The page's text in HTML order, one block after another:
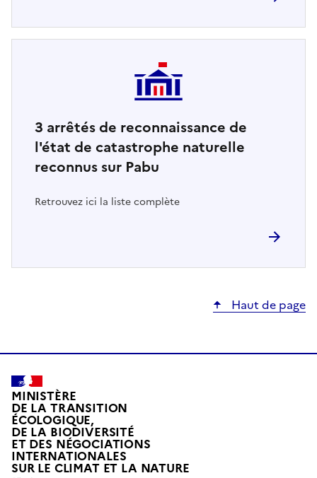
3 arrêtés de reconnaissance de
l'état de catastrophe naturelle
reconnus sur Pabu
Retrouvez ici la liste complète
Haut de page
MINISTÈRE
DE LA TRANSITION
ÉCOLOGIQUE,
DE LA BIODIVERSITÉ
ET DES NÉGOCIATIONS
INTERNATIONALES
SUR LE CLIMAT ET LA NATUREL